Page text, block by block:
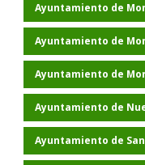
Ayuntamiento de
Ayuntamiento de
Ayuntamiento de
Ayuntamiento de
Ayuntamiento de